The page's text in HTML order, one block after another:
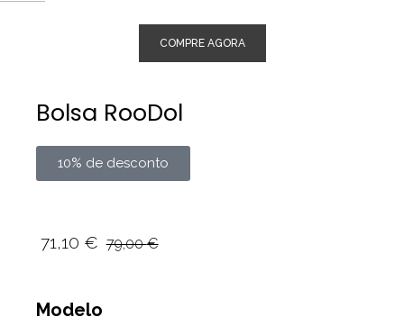
COMPRE AGORA
Bolsa RooDol
10% de desconto
71,10 € 79,00€
Modelo